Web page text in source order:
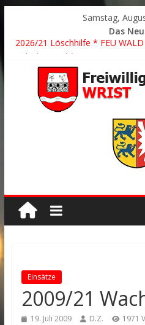
Samstag,
Das
2026/21 Löschhilfe * FEU
2026/24 * TH G Y * PKW
2026/23 TH K Y * Person in
2026/22 TH Y * VU * 1 Person
Der schönste Einsatz des Jahres
Einsätze
2009/21
19. Juli 2009 D.Z. 1971